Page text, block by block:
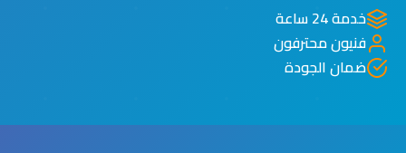
خدمة 24 ساعة
فنيون محترفون
ضمان الجودة